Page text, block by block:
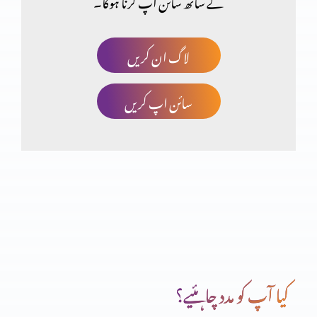
ایک بہادر بادشاہ پارٹ 2
ایک بہادر بادشاہ پارٹ 1
پیغمبر آتش پارٹ 1
لاگ ان کریں
سائن اپ کریں
کیا آپ کو مدد چاہئیے؟